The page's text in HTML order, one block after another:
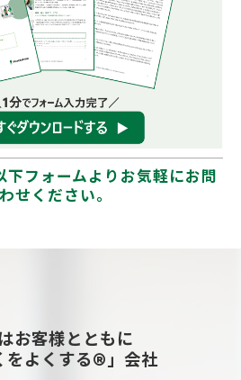
下フォームよりお気軽にお問
せください。
お客様とともに
をよくする®」会社